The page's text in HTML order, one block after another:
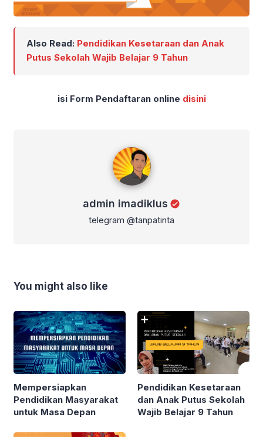
Also Read: Pendidikan Kesetaraan dan Anak
Putus Sekolah Wajib Belajar 9 Tahun
isi Form Pendaftaran online disini
admin imadiklus
telegram @tanpatinta
You might also like
Mempersiapkan
Pendidikan Masyarakat
untuk Masa Depan
Pendidikan Kesetaraan
dan Anak Putus Sekolah
Wajib Belajar 9 Tahun